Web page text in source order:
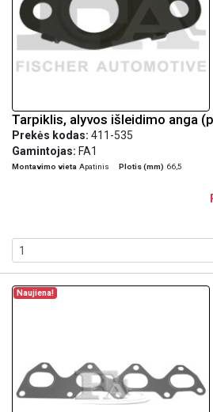
Tarpiklis, alyvos išleidimo anga
Prekės kodas: 411-535
Gamintojas: FA1
Montavimo vieta Apatinis Plotis (mm) 66,5
Naujiena!